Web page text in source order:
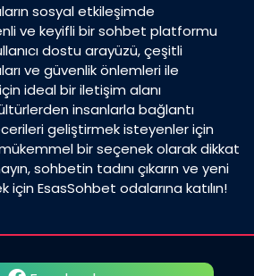
sosyal etkileşimde
ve keyifli bir sohbet platformu
dostu arayüzü, çeşitli
ve güvenlik önlemleri ile
ideal bir iletişim alanı
insanlarla bağlantı
geliştirmek isteyenler için
bir seçenek olarak dikkat
sohbetin tadını çıkarın ve yeni
için EsasSohbet odalarına katılın!